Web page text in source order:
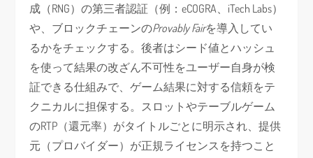
成（RNG）の第三者認証（例：eCOGRA、iTech Labs）
や、ブロックチェーンのProvably Fairを導入してい
るかをチェックする。後者はシード値とハッシュ
を使って結果の改ざん不可性をユーザー自身が検
証できる仕組みで、ゲーム結果に対する信頼をテ
クニカルに担保する。スロットやテーブルゲーム
のRTP（還元率）がタイトルごとに明示され、提供
元（プロバイダー）が正規ライセンスを持つこと